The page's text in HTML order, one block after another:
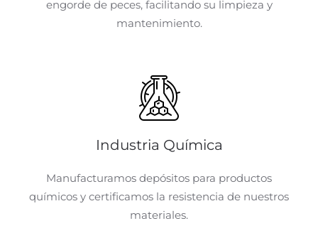
engorde de peces, facilitando su limpieza y
mantenimiento.
Industria Química
Manufacturamos depósitos para productos
químicos y certificamos la resistencia de nuestros
materiales.